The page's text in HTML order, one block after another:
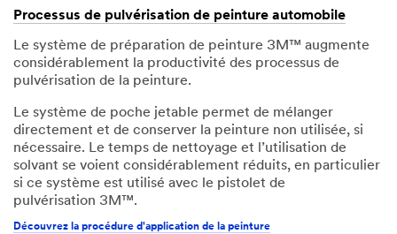
Processus de pulvérisation de peinture automobile
Le système de préparation de peinture 3M™ augmente
considérablement la productivité des processus de
pulvérisation de la peinture.
Le système de poche jetable permet de mélanger
directement et de conserver la peinture non utilisée, si
nécessaire. Le temps de nettoyage et l’utilisation de
solvant se voient considérablement réduits, en particulier
si ce système est utilisé avec le pistolet de
pulvérisation 3M™.
Découvrez la procédure d'application de la peinture